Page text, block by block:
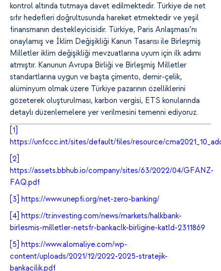
kontrol altında tutmaya davet edilmektedir. Türkiye de net
sıfır hedefleri doğrultusunda hareket etmektedir ve yeşil
finansmanın destekleyicisidir. Türkiye, Paris Anlaşması’nı
onaylamış ve İklim Değişikliği Kanun Tasarısı ile Birleşmiş
Milletler iklim değişikliği mevzuatlarına uyum için ilk adımı
atmıştır. Kanunun Avrupa Birliği ve Birleşmiş Milletler
standartlarına uygun ve başta çimento, demir-çelik,
alüminyum olmak üzere Türkiye pazarının özelliklerini
gözeterek oluşturulması, karbon vergisi, ETS konularında
detaylı düzenlemelere yer verilmesini temenni ediyoruz.
[1]
https://unfccc.int/sites/default/files/resource/
[2]
https://assets.bbhub.io/company/sites/63/2022/04/GFANZ-
FAQ.pdf
[3] https://www.unepfi.org/net-zero-banking/
[4] https://tr.investing.com/news/markets/halkbank-
birlesmis-milletler-netsfr-bankaclk-birligine-katld-2311869
[5] https://www.alomaliye.com/wp-
content/uploads/2021/12/2022-2025-stratejik-
bankacilik.pdf